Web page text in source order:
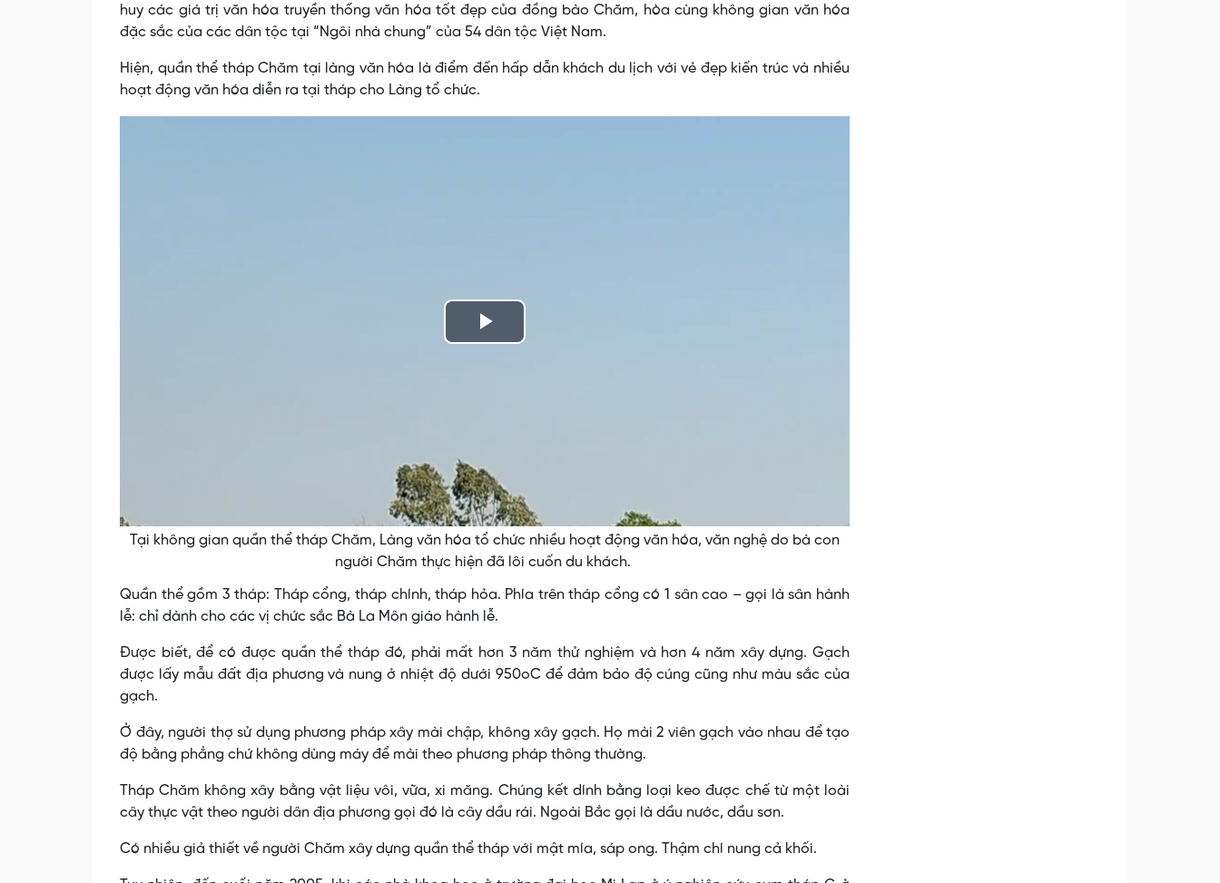
huy các giá trị văn hóa truyền thống văn hóa tốt đẹp của đồng bào Chăm, hòa cùng không gian văn hóa
đặc sắc của các dân tộc tại “Ngôi nhà chung” của 54 dân tộc Việt Nam.
Hiện, quần thể tháp Chăm tại làng văn hóa là điểm đến hấp dẫn khách du lịch với vẻ đẹp kiến trúc và nhiều
hoạt động văn hóa diễn ra tại tháp cho Làng tổ chức.
Play
Tại không gian quần thể tháp Chăm, Làng văn hóa tổ chức nhiều hoạt động văn hóa, văn nghệ do bà con
người Chăm thực hiện đã lôi cuốn du khách.
Quần thể gồm 3 tháp: Tháp cổng, tháp chính, tháp hỏa. Phía trên tháp cổng có 1 sân cao – gọi là sân hành
lễ: chỉ dành cho các vị chức sắc Bà La Môn giáo hành lễ.
Được biết, để có được quần thể tháp đó, phải mất hơn 3 năm thử nghiệm và hơn 4 năm xây dựng. Gạch
được lấy mẫu đất địa phương và nung ở nhiệt độ dưới 950oC để đảm bảo độ cúng cũng như màu sắc của
gạch.
Ở đây, người thợ sử dụng phương pháp xây mài chập, không xây gạch. Họ mài 2 viên gạch vào nhau để tạo
độ bằng phẳng chứ không dùng máy để mài theo phương pháp thông thường.
Tháp Chăm không xây bằng vật liệu vôi, vữa, xi măng. Chúng kết dính bằng loại keo được chế từ một loài
cây thực vật theo người dân địa phương gọi đó là cây dầu rái. Ngoài Bắc gọi là dầu nước, dầu sơn.
Có nhiều giả thiết về người Chăm xây dựng quần thể tháp với mật mía, sáp ong. Thậm chí nung cả khối.